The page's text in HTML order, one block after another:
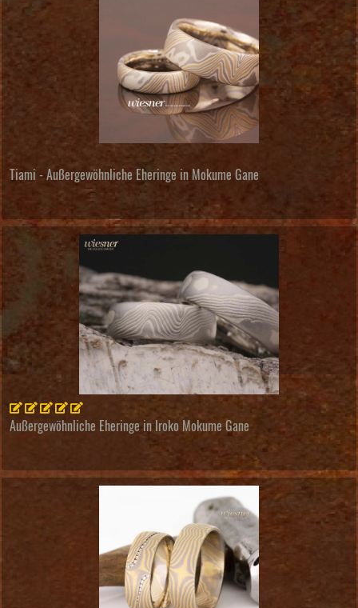
Tiami - Außergewöhnliche Eheringe in Mokume Gane
Außergewöhnliche Eheringe in Iroko Mokume Gane